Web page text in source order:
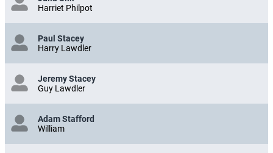
Harriet Philpot
Paul Stacey
Harry Lawdler
Jeremy Stacey
Guy Lawdler
Adam Stafford
William